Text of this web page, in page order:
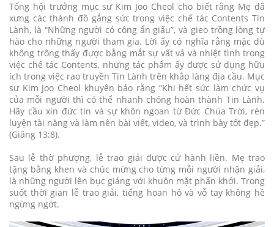
Tổng hội trưởng mục sư Kim Joo Cheol cho biết rằng Mẹ đã
xưng các thánh đồ gắng sức trong việc chế tác Contents Tin
Lành, là “Những người có công ẩn giấu”, và gieo trồng lòng tự
hào cho những người tham gia. Lời ấy có nghĩa rằng mặc dù
không trông thấy được bằng mắt sự vất vả và nhiệt tình trong
việc chế tác Contents, nhưng tác phẩm ấy được sử dụng hữu
ích trong việc rao truyền Tin Lành trên khắp làng địa cầu. Mục
sư Kim Joo Cheol khuyên bảo rằng “Khi hết sức làm chức vụ
của mỗi người thì có thể nhanh chóng hoàn thành Tin Lành.
Hãy cầu xin đức tin và sự khôn ngoan từ Đức Chúa Trời, rèn
luyện tài năng và làm nên bài viết, video, và trình bày tốt đẹp.”
(Giăng 13:8).
Sau lễ thờ phượng, lễ trao giải được cử hành liền. Mẹ trao
tặng bằng khen và chúc mừng cho từng mỗi người nhận giải,
là những người lên bục giảng với khuôn mặt phấn khởi. Trong
suốt thời gian lễ trao giải, tiếng hoan hô và vỗ tay không hề
ngừng ngớt.